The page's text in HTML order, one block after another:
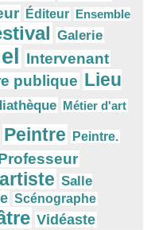
Éditeur Ensemble
Galerie
Intervenant
publique Lieu
Métier d'art
Peintre Peintre.
Salle
Scénographe
Vidéaste